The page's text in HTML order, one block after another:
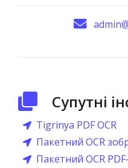
Супутні
Tigrinya PDF OCR
Пакетний OCR
Пакетний OCR